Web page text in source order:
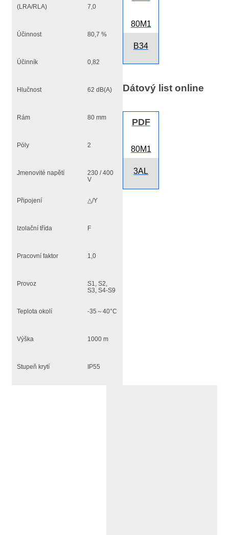
(LRA/RLA) 7,0
Účinnost 80,7 %
Účinník 0,82
Hlučnost 62 dB(A)
Rám 80 mm
Póly 2
Jmenovité napětí
230 / 400
V
Připojení △/Y
Izolační třída F
Pracovní faktor 1,0
Provoz
S1, S2,
S3, S4-S9
Teplota okolí -35～40°C
Výška 1000 m
Stupeň krytí IP55
80M1
B34
Dátový list online
PDF
80M1
3AL